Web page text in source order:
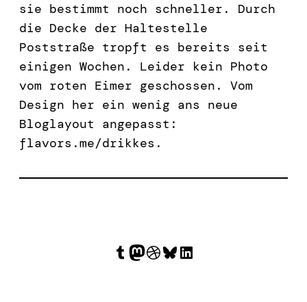
sie bestimmt noch schneller. Durch
die Decke der Haltestelle
Poststraße tropft es bereits seit
einigen Wochen. Leider kein Photo
vom roten Eimer geschossen. Vom
Design her ein wenig ans neue
Bloglayout angepasst:
flavors.me/drikkes.
Tumblr Mastodon Dribbble Bluesky LinkedIn